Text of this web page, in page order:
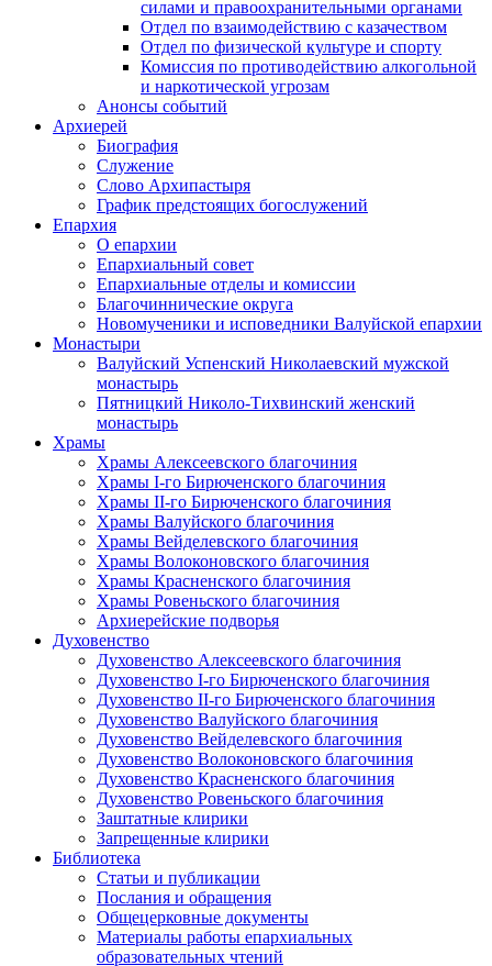
силами и правоохранительными органами
Отдел по взаимодействию с казачеством
Отдел по физической культуре и спорту
Комиссия по противодействию алкогольной
и наркотической угрозам
Анонсы событий
Архиерей
Биография
Служение
Слово Архипастыря
График предстоящих богослужений
Епархия
О епархии
Епархиальный совет
Епархиальные отделы и комиссии
Благочиннические округа
Новомученики и исповедники Валуйской епархии
Монастыри
Валуйский Успенский Николаевский мужской
монастырь
Пятницкий Николо-Тихвинский женский
монастырь
Храмы
Храмы Алексеевского благочиния
Храмы I-го Бирюченского благочиния
Храмы II-го Бирюченского благочиния
Храмы Валуйского благочиния
Храмы Вейделевского благочиния
Храмы Волоконовского благочиния
Храмы Красненского благочиния
Храмы Ровеньского благочиния
Архиерейские подворья
Духовенство
Духовенство Алексеевского благочиния
Духовенство I-го Бирюченского благочиния
Духовенство II-го Бирюченского благочиния
Духовенство Валуйского благочиния
Духовенство Вейделевского благочиния
Духовенство Волоконовского благочиния
Духовенство Красненского благочиния
Духовенство Ровеньского благочиния
Заштатные клирики
Запрещенные клирики
Библиотека
Статьи и публикации
Послания и обращения
Общецерковные документы
Материалы работы епархиальных
образовательных чтений